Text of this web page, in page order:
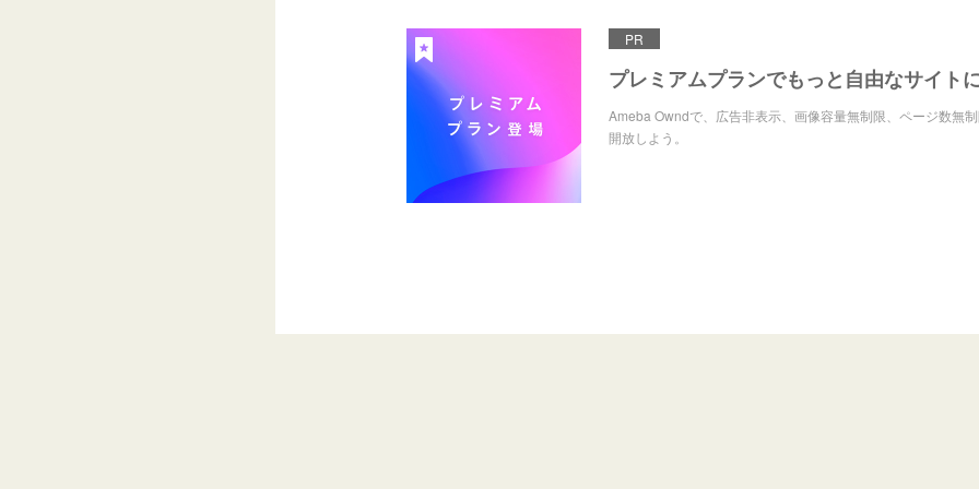
PR
プレミアムプランでもっと自由なサイト
Ameba Owndで、広告非表示、画像容量無制限、ページ数無
開放しよう。